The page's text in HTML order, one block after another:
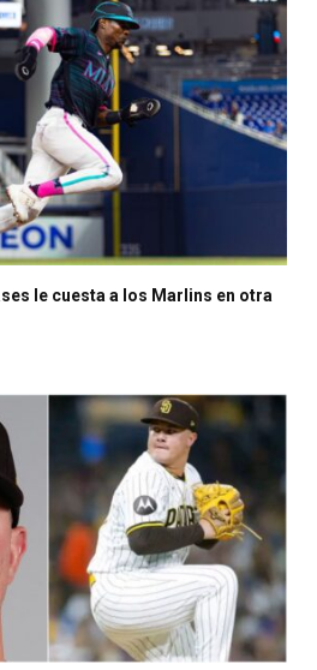
le cuesta a los Marlins en otra